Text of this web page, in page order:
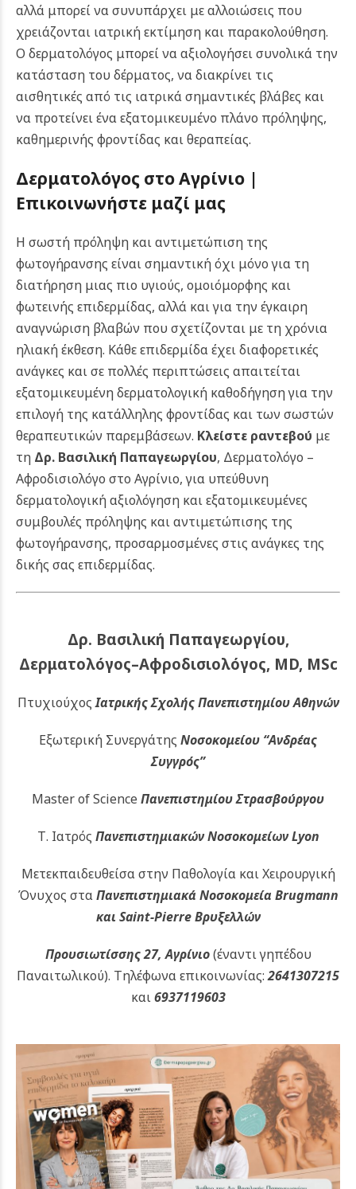
αλλά μπορεί να συνυπάρχει με αλλοιώσεις που
χρειάζονται ιατρική εκτίμηση και παρακολούθηση.
Ο δερματολόγος μπορεί να αξιολογήσει συνολικά την
κατάσταση του δέρματος, να διακρίνει τις
αισθητικές από τις ιατρικά σημαντικές βλάβες και
να προτείνει ένα εξατομικευμένο πλάνο πρόληψης,
καθημερινής φροντίδας και θεραπείας.
Δερματολόγος στο Αγρίνιο |
Επικοινωνήστε μαζί μας
Η σωστή πρόληψη και αντιμετώπιση της
φωτογήρανσης είναι σημαντική όχι μόνο για τη
διατήρηση μιας πιο υγιούς, ομοιόμορφης και
φωτεινής επιδερμίδας, αλλά και για την έγκαιρη
αναγνώριση βλαβών που σχετίζονται με τη χρόνια
ηλιακή έκθεση. Κάθε επιδερμίδα έχει διαφορετικές
ανάγκες και σε πολλές περιπτώσεις απαιτείται
εξατομικευμένη δερματολογική καθοδήγηση για την
επιλογή της κατάλληλης φροντίδας και των σωστών
θεραπευτικών παρεμβάσεων. Κλείστε ραντεβού με
τη Δρ. Βασιλική Παπαγεωργίου, Δερματολόγο –
Αφροδισιολόγο στο Αγρίνιο, για υπεύθυνη
δερματολογική αξιολόγηση και εξατομικευμένες
συμβουλές πρόληψης και αντιμετώπισης της
φωτογήρανσης, προσαρμοσμένες στις ανάγκες της
δικής σας επιδερμίδας.
Δρ. Βασιλική Παπαγεωργίου,
Δερματολόγος–Αφροδισιολόγος, MD, MSc
ΠτυχιούχοςΙατρικής Σχολής Πανεπιστημίου Αθηνών
Εξωτερική Συνεργάτης Νοσοκομείου “Ανδρέας
Συγγρός”
Master of Science Πανεπιστημίου Στρασβούργου
Τ. Ιατρός Πανεπιστημιακών Νοσοκομείων Lyon
Μετεκπαιδευθείσα στην Παθολογία και Χειρουργική
Όνυχος σταΠανεπιστημιακά Νοσοκομεία Brugmann
και Saint-Pierre Βρυξελλών
Προυσιωτίσσης 27, Αγρίνιο(έναντι γηπέδου
Παναιτωλικού). Τηλέφωνα επικοινωνίας:2641307215
και6937119603